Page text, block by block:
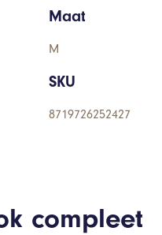
Maat
M
SKU
8719726252427
compleet